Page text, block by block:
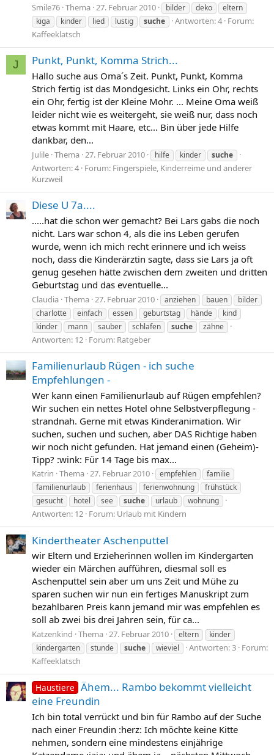
Smile76 Thema 27. Februar 2010 bilder deko
eltern
kiga
kinder lied lustig suche Antworten: 4 Forum:
Kaffeeklatsch
J Punkt, Punkt, Komma Strich...
Hallo suche aus Oma´s Zeit. Punkt, Punkt, Komma
Strich fertig ist das Mondgesicht. Links ein Ohr, rechts
ein Ohr, fertig ist der Kleine Mohr. ... Meine Oma weiß
leider nicht wie es weitergeht, sie weiß nur, dass noch
etwas kommt mit Haare, etc... Bin über jede Hilfe
dankbar, den...
Julile Thema 27. Februar 2010 hilfe kinder suche
Antworten: 4 Forum: Fingerspiele, Kinderreime und anderer
Kurzweil
Diese U 7a....
.....hat die schon wer gemacht? Bei Lars gabs die noch
nicht. Lars war schon 4, als die ins Leben gerufen
wurde, wenn ich mich recht erinnere und ich weiss
noch, dass die Kinderärztin sagte, dass sie Lars ja oft
genug gesehen hätte zwischen dem zweiten und dritten
Geburtstag und das eventuelle...
Claudia Thema 27. Februar 2010 anziehen bauen
bilder
charlotte
einfach essen geburtstag hände
kind
kinder
mann sauber schlafen suche zähne
Antworten: 12 Forum: Ratgeber
Familienurlaub Rügen - ich suche
Empfehlungen -
Wer kann einen Familienurlaub auf Rügen empfehlen?
Wir suchen ein nettes Hotel ohne Selbstverpflegung -
strandnah. Gerne mit etwas Kinderanimation. Wir
suchen, suchen und suchen, aber DAS Richtige haben
wir noch nicht gefunden. Hat jemand einen (Geheim)-
Tipp? :wink: Für 14 Tage bis max...
Katrin Thema 27. Februar 2010 empfehlen
familie
familienurlaub
ferienhaus ferienwohnung
frühstück
gesucht
hotel see suche urlaub wohnung
Antworten: 12 Forum: Urlaub mit Kindern
Kindertheater Aschenputtel
wir Eltern und Erzieherinnen wollen im Kindergarten
wieder ein Märchen aufführen, diesmal soll es
Aschenputtel sein aber um uns Zeit und Mühe zu
sparen suchen wir nun ein fertiges Manuskript zum
bezahlbaren Preis kann jemand mir was empfehlen es
soll ab zwei bis drei Jahren sein, für ca...
Katzenkind Thema 27. Februar 2010 eltern
kinder
kindergarten
stunde suche wieviel Antworten: 3 Forum:
Kaffeeklatsch
Haustiere Ähem... Rambo bekommt vielleicht
eine Freundin
Ich bin total verrückt und bin für Rambo auf der Suche
nach einer Freundin :herz: Ich möchte keine Kitte
nehmen, sondern eine mindestens einjährige